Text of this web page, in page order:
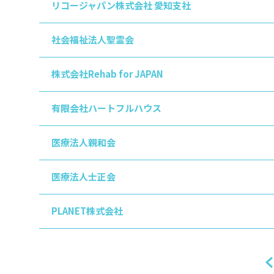
リコージャパン株式会社 愛知支社
社会福祉法人聖霊会
株式会社Rehab for JAPAN
有限会社ハートフルハウス
医療法人親和会
医療法人士正会
PLANET株式会社